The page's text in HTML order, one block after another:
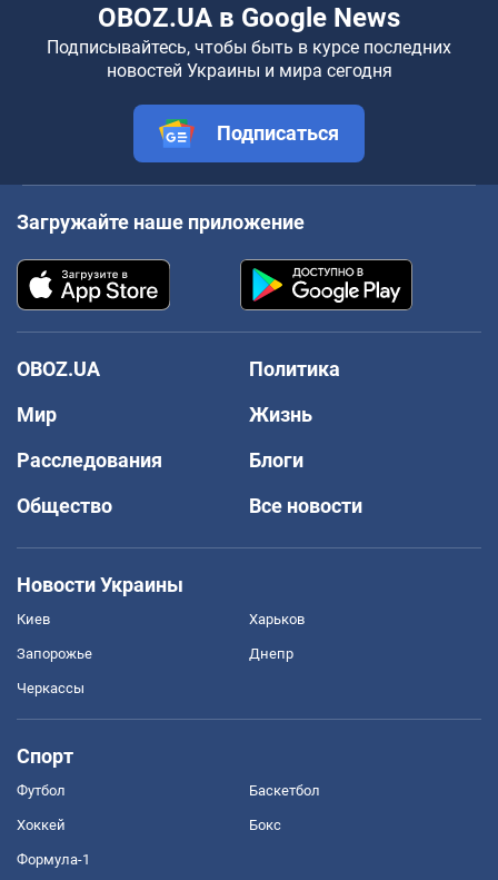
OBOZ.UA в Google News
Подписывайтесь, чтобы быть в курсе последних
новостей Украины и мира сегодня
Подписаться
Загружайте наше приложение
OBOZ.UA
Политика
Мир
Жизнь
Расследования
Блоги
Общество
Все новости
Новости Украины
Киев Харьков
Запорожье Днепр
Черкассы
Спорт
Футбол Баскетбол
Хоккей Бокс
Формула-1